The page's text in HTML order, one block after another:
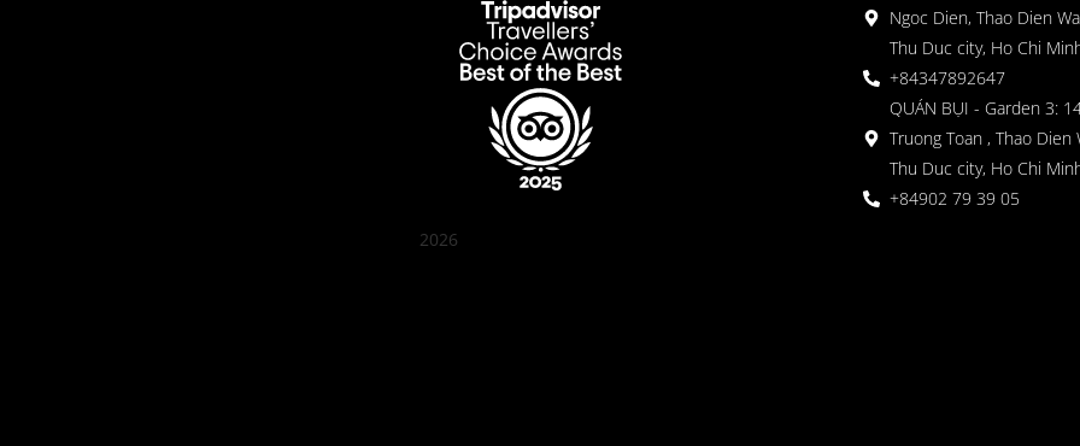
2026
Ngoc Dien, Thao Dien
Thu Duc city, Ho Chi
+84347892647
QUÁN BỤI - Garden 3:
Truong Toan , Thao Dien
Thu Duc city, Ho Chi
+84902 79 39 05